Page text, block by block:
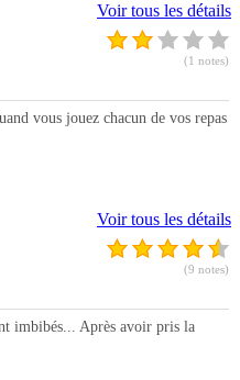
Voir tous les détails
(1 notes)
vous jouez chacun de vos repas
Voir tous les détails
(9 notes)
imbibés... Après avoir pris la